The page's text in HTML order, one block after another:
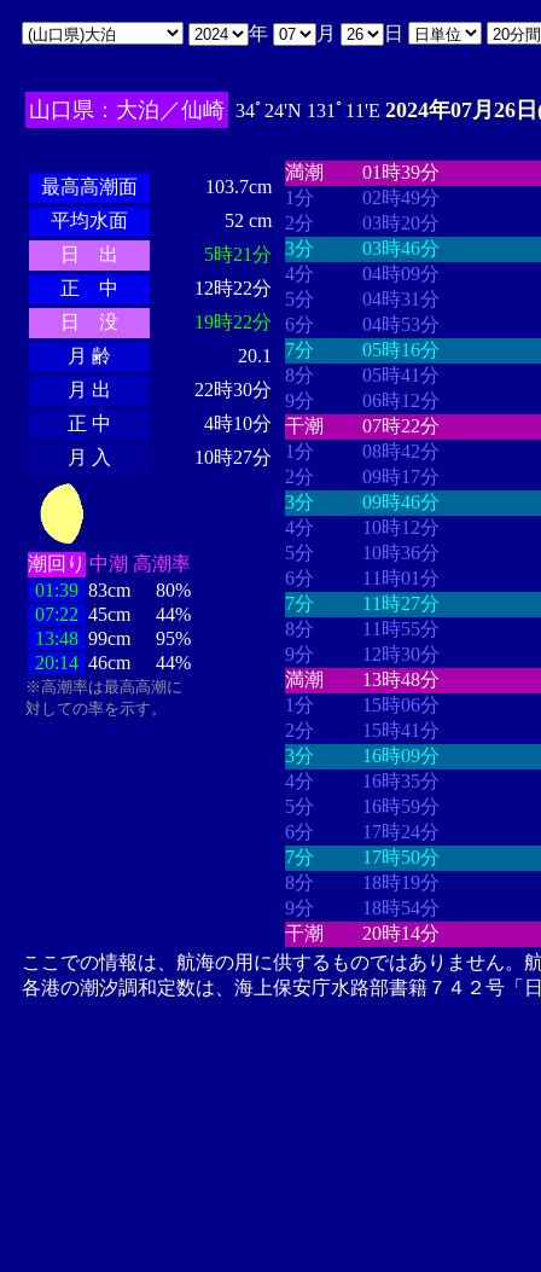
年 月 日
山口県：大泊／仙崎 34ﾟ24'N 131ﾟ11'E 2024年07月26
最高高潮面
103.7cm
平均水面
52 cm
日 出
5時21分
正 中
12時22分
日 没
19時22分
月 齢
20.1
月 出
22時30分
正 中
4時10分
月 入
10時27分
潮回り 中潮 高潮率
01:39 83cm
80%
07:22 45cm
44%
13:48 99cm
95%
20:14 46cm 44%
※高潮率は最高高潮に
対しての率を示す。
満潮
01時39分
1分
02時49分
2分
03時20分
3分
03時46分
4分
04時09分
5分
04時31分
6分
04時53分
7分
05時16分
8分
05時41分
9分
06時12分
干潮
07時22分
1分
08時42分
2分
09時17分
3分
09時46分
4分
10時12分
5分
10時36分
6分
11時01分
7分
11時27分
8分
11時55分
9分
12時30分
満潮
13時48分
1分
15時06分
2分
15時41分
3分
16時09分
4分
16時35分
5分
16時59分
6分
17時24分
7分
17時50分
8分
18時19分
9分
18時54分
干潮
20時14分
ここでの情報は、航海の用に供するものではありません。
各港の潮汐調和定数は、海上保安庁水路部書籍７４２号「